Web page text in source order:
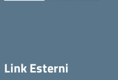
Link Esterni